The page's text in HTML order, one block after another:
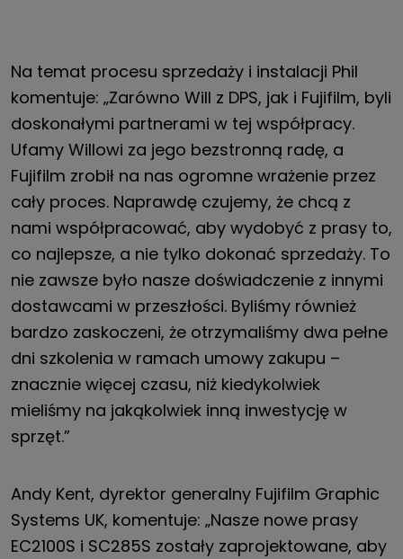
Na temat procesu sprzedaży i instalacji Phil
komentuje: „Zarówno Will z DPS, jak i Fujifilm, byli
doskonałymi partnerami w tej współpracy.
Ufamy Willowi za jego bezstronną radę, a
Fujifilm zrobił na nas ogromne wrażenie przez
cały proces. Naprawdę czujemy, że chcą z
nami współpracować, aby wydobyć z prasy to,
co najlepsze, a nie tylko dokonać sprzedaży. To
nie zawsze było nasze doświadczenie z innymi
dostawcami w przeszłości. Byliśmy również
bardzo zaskoczeni, że otrzymaliśmy dwa pełne
dni szkolenia w ramach umowy zakupu –
znacznie więcej czasu, niż kiedykolwiek
mieliśmy na jakąkolwiek inną inwestycję w
sprzęt.”
Andy Kent, dyrektor generalny Fujifilm Graphic
Systems UK, komentuje: „Nasze nowe prasy
EC2100S i SC285S zostały zaprojektowane, aby